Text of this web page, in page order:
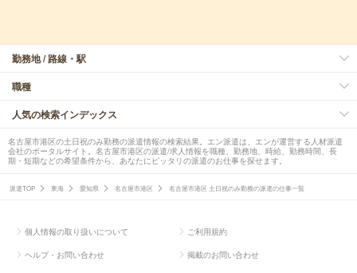
勤務地 / 路線・駅
職種
人気の検索インデックス
名古屋市港区の土日祝のみ勤務の派遣情報の検索結果。エン派遣は、エンが運営する人材派遣
会社のポータルサイト。名古屋市港区の派遣/求人情報を職種、勤務地、時給、勤務時間、長
期・短期などの希望条件から、あなたにピッタリの派遣のお仕事を探せます。
派遣TOP 東海 愛知県 名古屋市港区 名古屋市港区 土日祝のみ勤務の派遣の仕事一覧
個人情報の取り扱いについて ご利用規約
ヘルプ・お問い合わせ 掲載のお問い合わせ